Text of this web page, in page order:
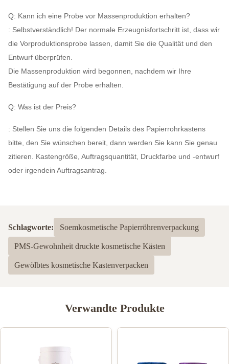
Q: Kann ich eine Probe vor Massenproduktion erhalten?
: Selbstverständlich! Der normale Erzeugnisfortschritt ist, dass wir
die Vorproduktionsprobe lassen, damit Sie die Qualität und den
Entwurf überprüfen.
Die Massenproduktion wird begonnen, nachdem wir Ihre
Bestätigung auf der Probe erhalten.
Q: Was ist der Preis?
: Stellen Sie uns die folgenden Details des Papierrohrkastens
bitte, den Sie wünschen bereit, dann werden Sie kann Sie genau
zitieren. Kastengröße, Auftragsquantität, Druckfarbe und -entwurf
oder irgendein Auftragsantrag.
Schlagworte: Soemkosmetische Papierröhrenverpackung
PMS-Gewohnheit druckte kosmetische Kästen
Gewölbtes kosmetische Kastenverpacken
Verwandte Produkte